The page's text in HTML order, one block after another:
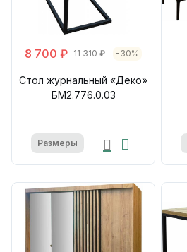
8 700 ₽ 11 310 ₽ -30%
Стол журнальный «Деко»
БМ2.776.0.03
Размеры